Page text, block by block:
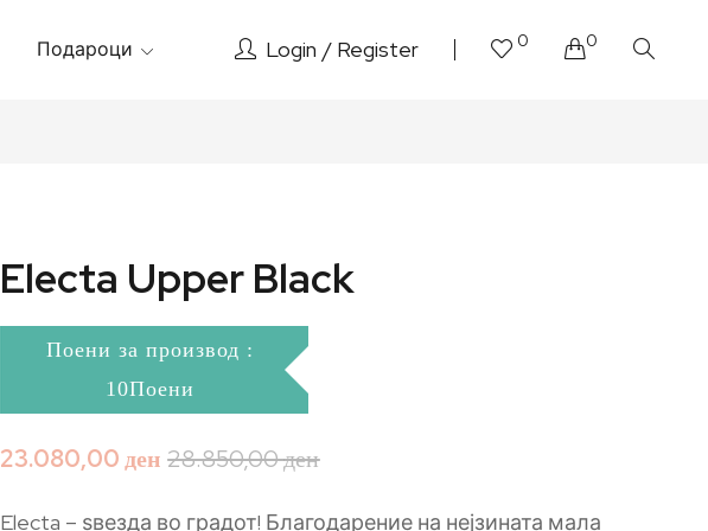
Подароци Login Register 0 0
Electa Upper Black
Поени за производ :
10Поени
28.850,00ден
23.080,00ден
Electa – ѕвезда во градот! Благодарение на нејзината мала